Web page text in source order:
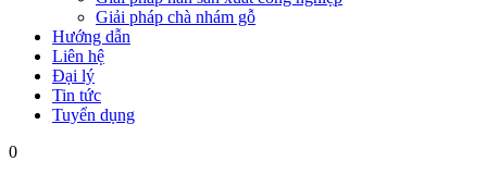
Giải pháp chà nhám gỗ
Hướng dẫn
Liên hệ
Đại lý
Tin tức
Tuyển dụng
0